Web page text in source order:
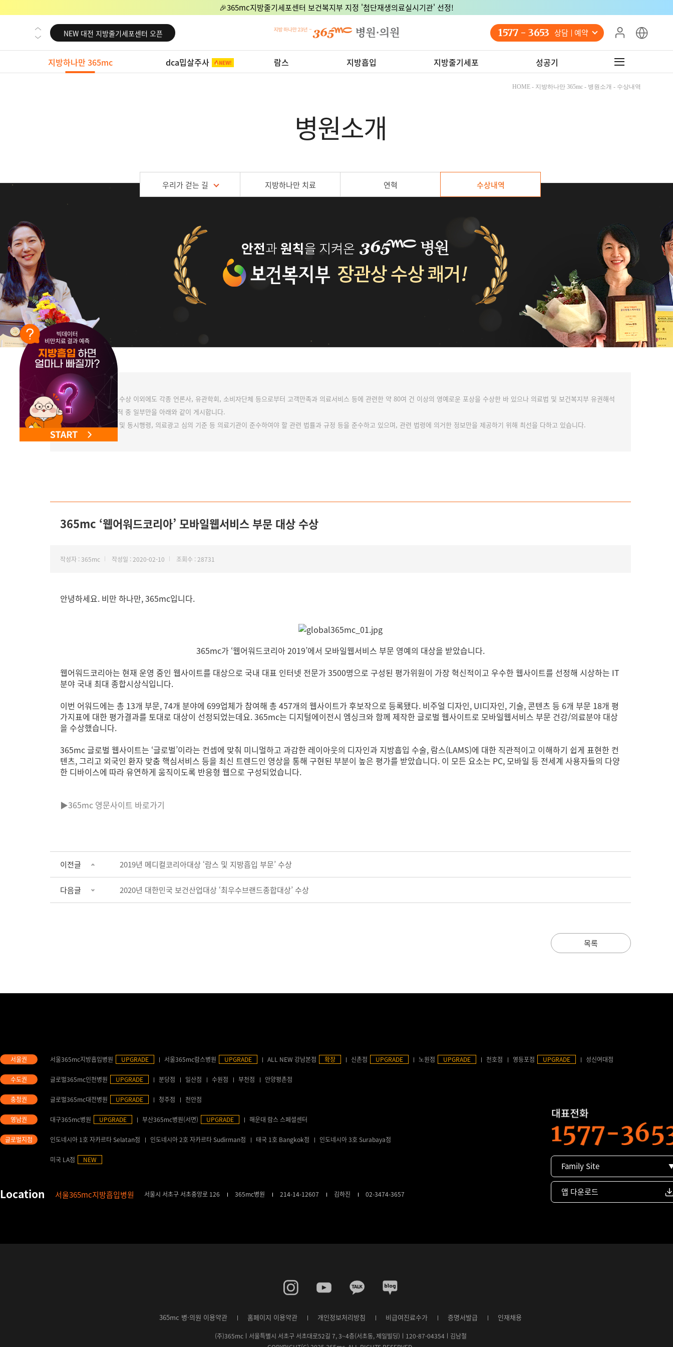
🎉365mc지방줄기세포센터 보건복지부 지정 '첨단재생의료실시기관' 선정!
NEW 교대 지방줄기세포센터 오픈
NEW 대전 지방줄기세포센터 오픈
NEW 노원 지방줄기세포센터 오픈
NEW 미국 LA점 오픈
NEW 미국 LA점 오픈
1577 - 3653 상담 예약
지방하나만 365mc dca밉살주사 람스 지방흡입 지방줄기세포 성공기
HOME - 지방하나만 365mc - 병원소개 - 수상내역
병원소개
우리가 걷는 길 지방하나만 치료 연혁 수상내역
는 표기된 수상 이외에도 각종 언론사, 유관학회, 소비자단체 등으로부터 고객만족과 의료서비스 등에 관련한 약 80여 건 이상의 영예로운 포상을 수상한 바 있으나 의료법 및 보건복지부 유권해석
을 따르고자 수상실적 중 일부만을 아래와 같이 게시합니다.
는 의료법 및 동시행령, 의료광고 심의 기준 등 의료기관이 준수하여야 할 관련 법률과 규정 등을 준수하고 있으며, 관련 법령에 의거한 정보만을 제공하기 위해 최선을 다하고 있습니다.
365mc ‘웹어워드코리아’ 모바일웹서비스 부문 대상 수상
작성자 : 365mc 작성일 : 2020-02-10 조회수 : 28731
안녕하세요. 비만 하나만, 365mc입니다.
365mc가 ‘웹어워드코리아 2019’에서 모바일웹서비스 부문 영예의 대상을 받았습니다.
웹어워드코리아는 현재 운영 중인 웹사이트를 대상으로 국내 대표 인터넷 전문가 3500명으로 구성된 평가위원이 가장 혁신적이고 우수한 웹사이트를 선정해 시상하는 IT
분야 국내 최대 종합시상식입니다.
이번 어워드에는 총 13개 부문, 74개 분야에 699업체가 참여해 총 457개의 웹사이트가 후보작으로 등록됐다. 비주얼 디자인, UI디자인, 기술, 콘텐츠 등 6개 부문 18개 평
가지표에 대한 평가결과를 토대로 대상이 선정되었는데요.365mc는 디지털에이전시 엠싱크와 함께 제작한 글로벌 웹사이트로 모바일웹서비스 부문 건강/의료분야 대상
을 수상했습니다.
365mc 글로벌 웹사이트는 ‘글로벌’이라는 컨셉에 맞춰 미니멀하고 과감한 레이아웃의 디자인과 지방흡입 수술, 람스(LAMS)에 대한 직관적이고 이해하기 쉽게 표현한 컨
텐츠, 그리고 외국인 환자 맞춤 핵심서비스 등을 최신 트렌드인 영상을 통해 구현된 부분이 높은 평가를 받았습니다. 이 모든 요소는 PC, 모바일 등 전세계 사용자들의 다양
한 디바이스에 따라 유연하게 움직이도록 반응형 웹으로 구성되었습니다.
▶365mc 영문사이트 바로가기
이전글 2019년 메디컬코리아대상 ‘람스 및 지방흡입 부문’ 수상
다음글 2020년 대한민국 보건산업대상 ‘최우수브랜드종합대상’ 수상
목록
서울365mc지방흡입병원 UPGRADE 서울365mc람스병원 UPGRADE ALL NEW 강남본점 확장 신촌점 UPGRADE 노원점 UPGRADE 천호점 영등포점 UPGRADE 성신여대점
글로벌365mc인천병원 UPGRADE 분당점 일산점 수원점 부천점 안양평촌점
글로벌365mc대전병원 UPGRADE 청주점 천안점
대구365mc병원 UPGRADE 부산365mc병원(서면) UPGRADE 해운대 람스 스페셜센터
인도네시아 1호 자카르타 Selatan점 인도네시아 2호 자카르타 Sudirman점 태국 1호 Bangkok점 인도네시아 3호 Surabaya점
미국 LA점 NEW
서울365mc지방흡입병원 서울시 서초구 서초중앙로 126 365mc병원 214-14-12607 김하진 02-3474-3657
Family Site
앱 다운로드
365mc 병·의원 이용약관 홈페이지 이용약관 개인정보처리방침 비급여진료수가 증명서발급 인재채용
(주)365mcㅣ서울특별시 서초구 서초대로52길 7, 3~4층(서초동, 제일빌딩)ㅣ120-87-04354ㅣ김남철